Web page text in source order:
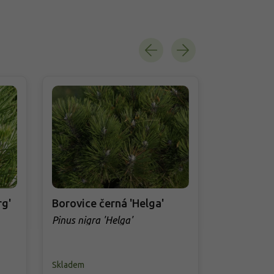
Borovice černá 'Helga'
Pinus nigra 'Helga'
Skladem